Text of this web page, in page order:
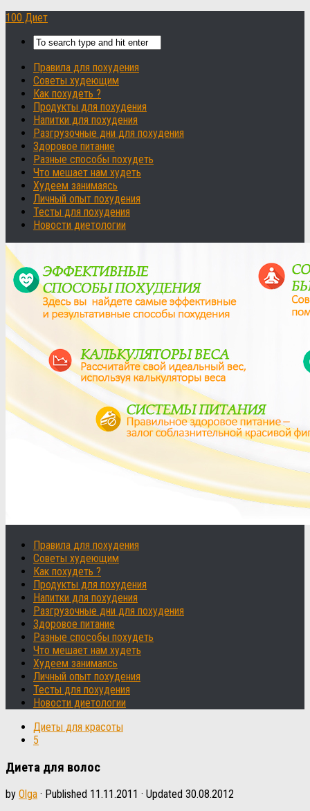
100 Диет
Правила для похудения
Советы худеющим
Как похудеть ?
Продукты для похудения
Напитки для похудения
Разгрузочные дни для похудения
Здоровое питание
Разные способы похудеть
Что мешает нам худеть
Худеем занимаясь
Личный опыт похудения
Тесты для похудения
Новости диетологии
Правила для похудения
Советы худеющим
Как похудеть ?
Продукты для похудения
Напитки для похудения
Разгрузочные дни для похудения
Здоровое питание
Разные способы похудеть
Что мешает нам худеть
Худеем занимаясь
Личный опыт похудения
Тесты для похудения
Новости диетологии
Диеты для красоты
5
Диета для волос
by Olga · Published 11.11.2011 · Updated 30.08.2012